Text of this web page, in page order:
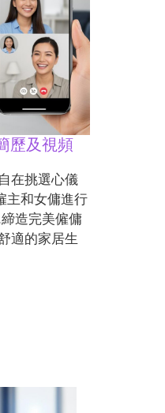
歷及視頻
在挑選心儀
主和女傭進行
造完美僱傭
適的家居生